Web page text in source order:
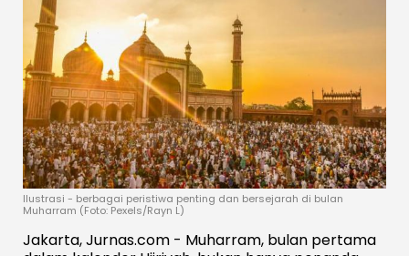
Ilustrasi - berbagai peristiwa penting dan bersejarah di bulan
Muharram (Foto: Pexels/Rayn L)
Jakarta, Jurnas.com - Muharram, bulan pertama